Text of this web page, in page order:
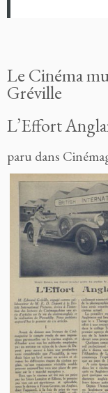
Le Cinéma
Gréville
L’Effort
paru dans